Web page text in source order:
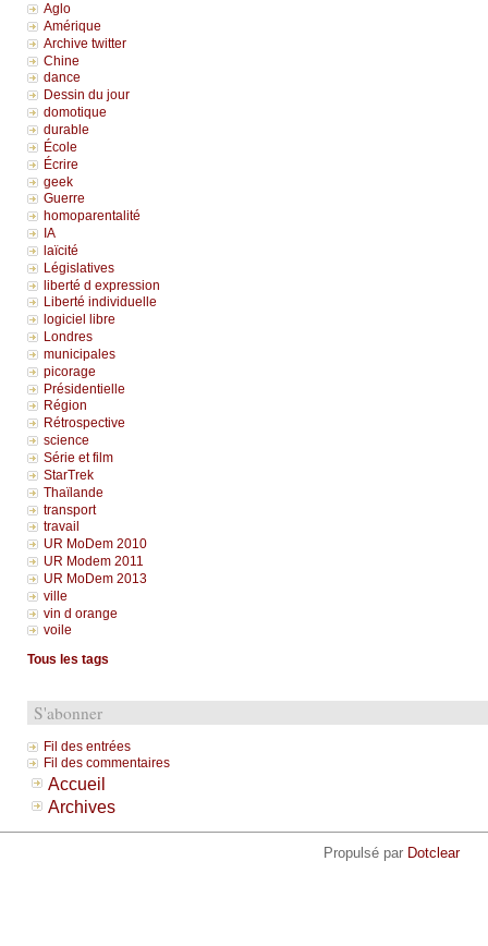
Aglo
Amérique
Archive twitter
Chine
dance
Dessin du jour
domotique
durable
École
Écrire
geek
Guerre
homoparentalité
IA
laïcité
Législatives
liberté d expression
Liberté individuelle
logiciel libre
Londres
municipales
picorage
Présidentielle
Région
Rétrospective
science
Série et film
StarTrek
Thaïlande
transport
travail
UR MoDem 2010
UR Modem 2011
UR MoDem 2013
ville
vin d orange
voile
Tous les tags
S'abonner
Fil des entrées
Fil des commentaires
Accueil
Archives
Propulsé par Dotclear